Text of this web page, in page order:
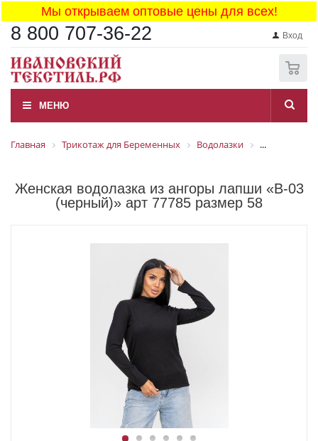
Мы открываем оптовые цены для всех!
8 800 707-36-22 Вход
МЕНЮ
Главная Трикотаж для Беременных Водолазки ...
Женская водолазка из ангоры лапши «В-03
(черный)» арт 77785 размер 58